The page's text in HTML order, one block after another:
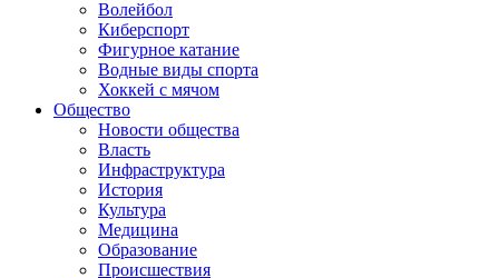
Волейбол
Киберспорт
Фигурное катание
Водные виды спорта
Хоккей с мячом
Общество
Новости общества
Власть
Инфраструктура
История
Культура
Медицина
Образование
Происшествия